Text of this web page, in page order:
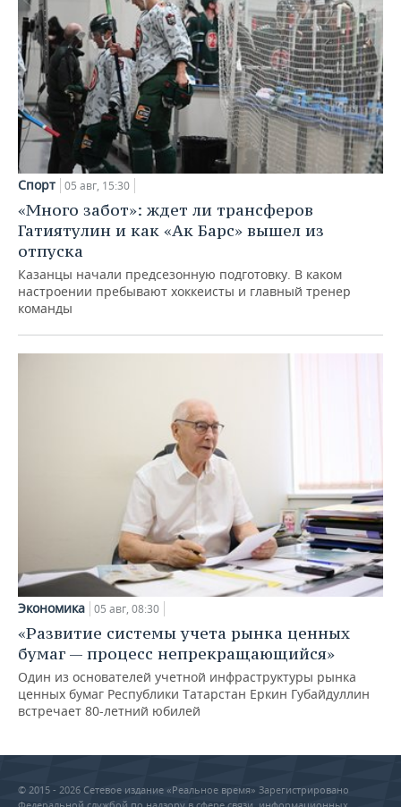
Спорт 05 авг, 15:30
«Много забот»: ждет ли трансферов
Гатиятулин и как «Ак Барс» вышел из
отпуска
Казанцы начали предсезонную подготовку. В каком
настроении пребывают хоккеисты и главный тренер
команды
Экономика 05 авг, 08:30
«Развитие системы учета рынка ценных
бумаг — процесс непрекращающийся»
Один из основателей учетной инфраструктуры рынка
ценных бумаг Республики Татарстан Еркин Губайдуллин
встречает 80-летний юбилей
© 2015 - 2026 Сетевое издание «Реальное время» Зарегистрировано